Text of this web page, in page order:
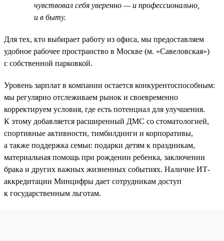
чувствовал себя уверенно — и профессионально,
и в быту.
Для тех, кто выбирает работу из офиса, мы предоставляем
удобное рабочее пространство в Москве (м. «Савеловская»)
с собственной парковкой.
Уровень зарплат в компании остается конкурентоспособным:
мы регулярно отслеживаем рынок и своевременно
корректируем условия, где есть потенциал для улучшения.
К этому добавляется расширенный ДМС со стоматологией,
спортивные активности, тимбилдинги и корпоративы,
а также поддержка семьи: подарки детям к праздникам,
материальная помощь при рождении ребенка, заключении
брака и других важных жизненных событиях. Наличие ИТ-
аккредитации Минцифры дает сотрудникам доступ
к государственным льготам.